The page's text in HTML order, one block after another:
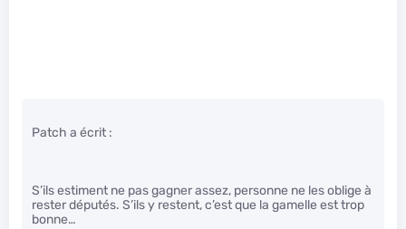
Patch a écrit :
S’ils estiment ne pas gagner assez, personne ne les oblige à
rester députés. S’ils y restent, c’est que la gamelle est trop
bonne…